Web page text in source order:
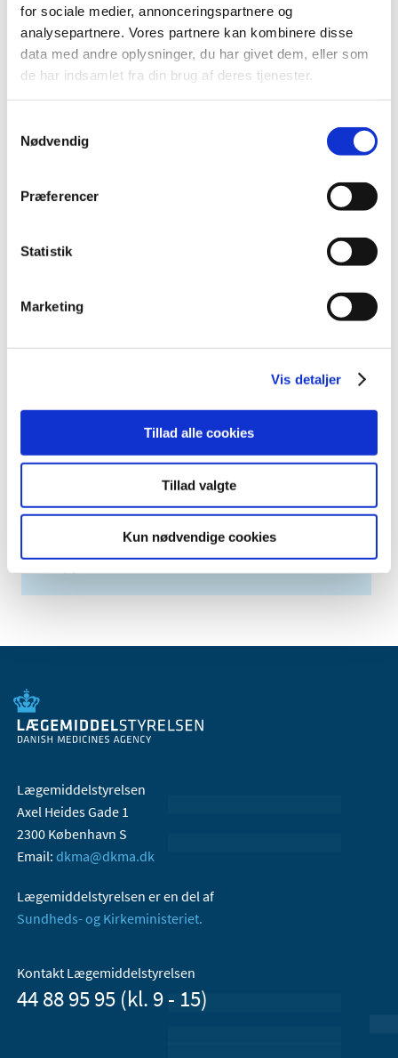
for sociale medier, annonceringspartnere og
analysepartnere. Vores partnere kan kombinere disse
data med andre oplysninger, du har givet dem, eller som
de har indsamlet fra din brug af deres tjenester.
Nødvendig
Præferencer
Statistik
Marketing
Vis detaljer
Tillad alle cookies
Tillad valgte
Kun nødvendige cookies
2016 (167)
2015 (33)
oktober (1)
juli (2)
maj (2)
februar (6)
2009 (14)
2007 (3)
Lægemiddelstyrelsen
Axel Heides Gade 1
2300 København S
Email: dkma@dkma.dk
Lægemiddelstyrelsen er en del af
Sundheds- og Kirkeministeriet.
Kontakt Lægemiddelstyrelsen
44 88 95 95 (kl. 9 - 15)